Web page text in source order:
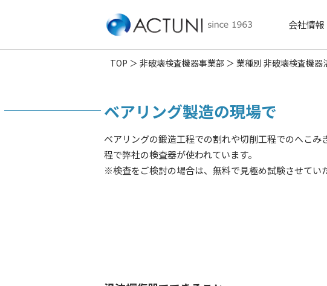
会社情報
TOP 非破壊検査機器事業部 業種別 非破壊検査機器
ベアリング製造の現場で
ベアリングの鍛造工程での割れや切削工程でのへこみ
程で弊社の検査器が使われています。
※検査をご検討の場合は、無料で見極め試験させてい